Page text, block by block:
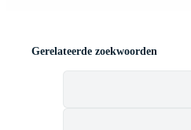
Gerelateerde zoekwoorden